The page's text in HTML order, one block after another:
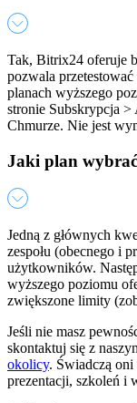
Tak, Bitrix24 oferuje
pozwala
planach wyższego
stronie Subskrypcja
Chmurze. Nie jest
Jaki plan
Jedną z głównych
zespołu (obecnego i
użytkowników.
wyższego poziomu
zwiększone limity
Jeśli nie masz
skontaktuj się z
okolicy. Świadczą oni
prezentacji, szkoleń i